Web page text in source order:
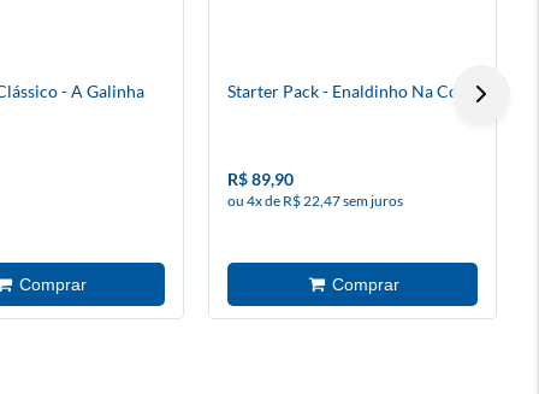
- A Galinha Starter Pack - Enaldinho Na Copa
R$ 89,90
ou 4x de R$ 22,47 sem juros